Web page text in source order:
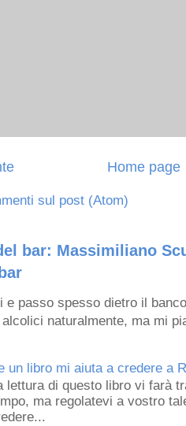
Home page
sul post (Atom)
bar: Massimiliano
e passo spesso dietro il
naturalmente, ma mi
un libro mi aiuta a credere a
lettura di questo libro vi farà
ma regolatevi a vostro